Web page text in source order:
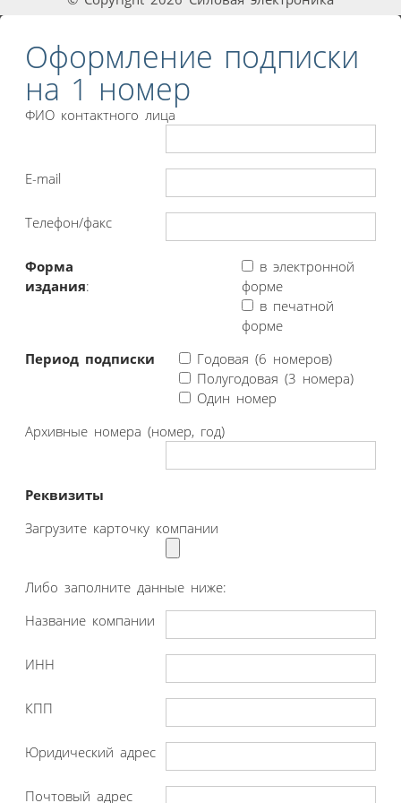
Оформление подписки
на 1 номер
ФИО контактного лица
E-mail
Телефон/факс
Форма
издания:
в электронной
форме
в печатной
форме
Период подписки
Годовая (6 номеров)
Полугодовая (3 номера)
Один номер
Архивные номера (номер, год)
Реквизиты
Загрузите карточку компании
Либо заполните данные ниже:
Название компании
ИНН
КПП
Юридический адрес
Почтовый адрес